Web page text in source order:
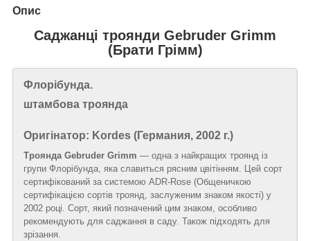
Опис
Саджанці троянди Gebruder Grimm
(Брати Грімм)
Флорібунда.
штамбова троянда
Оригінатор: Kordes (Германия, 2002 г.)
Троянда Gebruder Grimm — одна з найкращих троянд із
групи Флорібунда, яка славиться рясним цвітінням. Цей сорт
сертифікований за системою ADR-Rose (Общеничкою
сертифікацією сортів троянд, заслуженим знаком якості) у
2002 році. Сорт, який позначений цим знаком, особливо
рекомендують для саджання в саду. Також підходять для
зрізання.